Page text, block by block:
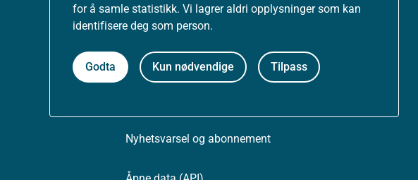
for å samle statistikk. Vi lagrer aldri opplysninger som kan
identifisere deg som person.
Godta Kun nødvendige Tilpass
Personvernerklæring
Tilgjengelighetserklæring (uustatus.no)
Nyhetsvarsel og abonnement
Åpne data (API)